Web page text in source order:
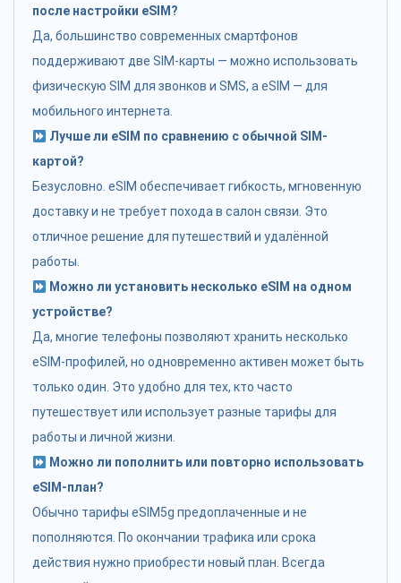
после настройки eSIM?
Да, большинство современных смартфонов
поддерживают две SIM-карты — можно использовать
физическую SIM для звонков и SMS, а eSIM — для
мобильного интернета.
Лучше ли eSIM по сравнению с обычной SIM-
картой?
Безусловно. eSIM обеспечивает гибкость, мгновенную
доставку и не требует похода в салон связи. Это
отличное решение для путешествий и удалённой
работы.
Можно ли установить несколько eSIM на одном
устройстве?
Да, многие телефоны позволяют хранить несколько
eSIM-профилей, но одновременно активен может быть
только один. Это удобно для тех, кто часто
путешествует или использует разные тарифы для
работы и личной жизни.
Можно ли пополнить или повторно использовать
eSIM-план?
Обычно тарифы eSIM5g предоплаченные и не
пополняются. По окончании трафика или срока
действия нужно приобрести новый план. Всегда